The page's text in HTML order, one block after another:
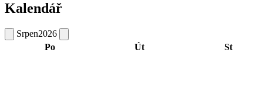
Kalendář
Srpen2026
Po
Út St